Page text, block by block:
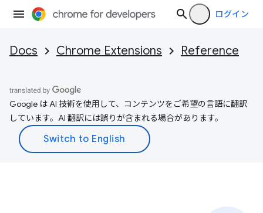
ログイン
Docs Chrome Extensions Reference
Google は AI 技術を使用して、コンテンツをご希望の言語に翻訳
しています。AI 翻訳には誤りが含まれる場合があります。